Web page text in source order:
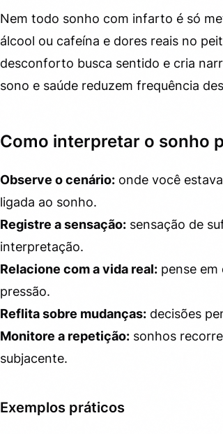
Nem todo sonho com infarto é só
álcool ou cafeína e dores reais no
desconforto busca sentido e cria
sono e saúde reduzem frequência
Como interpretar o sonho
Observe o cenário: onde você
ligada ao sonho.
Registre a sensação: sensação de
interpretação.
Relacione com a vida real: pense
pressão.
Reflita sobre mudanças: decisões
Monitore a repetição: sonhos
subjacente.
Exemplos práticos